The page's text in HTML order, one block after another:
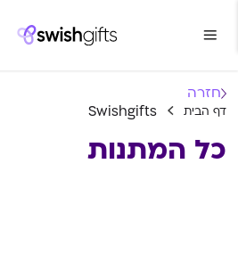
חזרה
דף הבית Swishgifts
כל המתנות